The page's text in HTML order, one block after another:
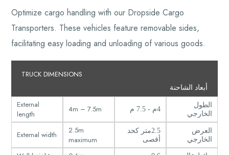
Optimize cargo handling with our Dropside Cargo
Transporters. These vehicles feature removable sides,
facilitating easy loading and unloading of various goods.
TRUCK DIMENSIONS
أبعاد الشاحنة
External
length
4m – 7.5m 4م - 7.5 م
الطول
الخارجي
External width
2.5m
maximum
2.5متر كحد
أقصى
العرض
الخارجي